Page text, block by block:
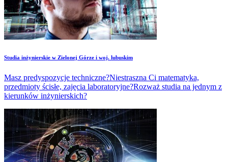
Studia inżynierskie w Zielonej Górze i woj. lubuskim
Masz predyspozycje techniczne?Niestraszna Ci matematyka,
przedmioty ścisłe, zajęcia laboratoryjne?Rozważ studia na jednym z
kierunków inżynierskich?